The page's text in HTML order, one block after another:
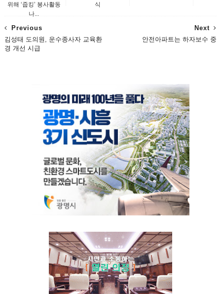
위해 ‘줍킹’ 봉사활동
나...
식
Next
안전아파트는 하자보수 중
Previous
김성태 도의원, 운수종사자 교육환
경 개선 시급